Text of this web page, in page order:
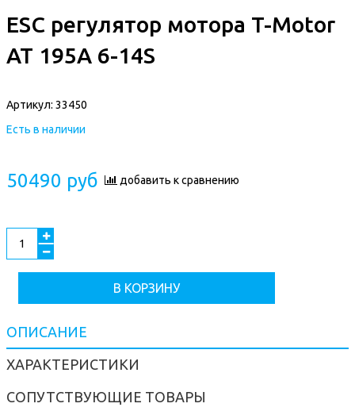
ESC регулятор мотора T-Motor
AT 195A 6-14S
Артикул: 33450
Есть в наличии
50490 руб добавить к сравнению
В КОРЗИНУ
ОПИСАНИЕ
ХАРАКТЕРИСТИКИ
СОПУТСТВУЮЩИЕ ТОВАРЫ